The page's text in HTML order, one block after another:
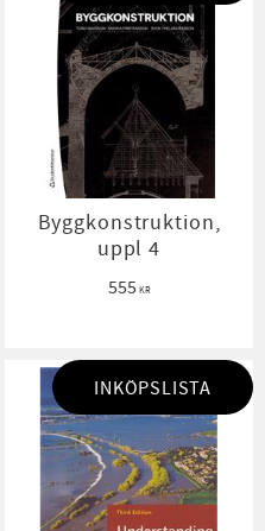
Byggkonstruktion,
uppl 4
555 KR
INKÖPSLISTA